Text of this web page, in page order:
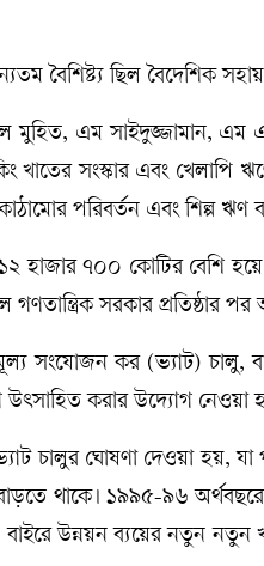
বৈশিষ্ট্য ছিল বৈদেশিক
এম সাইদুজ্জামান, এম
খাতের সংস্কার এবং
পরিবর্তন এবং শিল্প ঋণ
৭০০ কোটির বেশি হয়ে
সরকার প্রতিষ্ঠার
সংযোজন কর (ভ্যাট) চালু,
করার উদ্যোগ নেওয়া
চালুর ঘোষণা দেওয়া হয়, যা
থাকে। ১৯৯৫-৯৬
বাইরে উন্নয়ন ব্যয়ের নতুন